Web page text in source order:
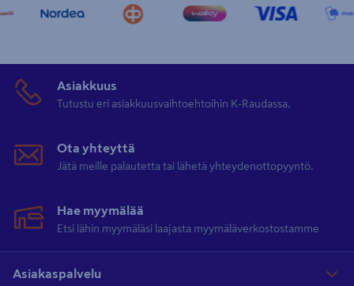
Asiakkuus
Tutustu eri asiakkuusvaihtoehtoihin K-Raudassa.
Ota yhteyttä
Jätä meille palautetta tai lähetä yhteydenottopyyntö.
Hae myymälää
Etsi lähin myymäläsi laajasta myymäläverkostostamme
Asiakaspalvelu